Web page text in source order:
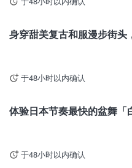
身穿甜美复古和服漫步街
于48小时以内确认
体验日本节奏最快的盆舞「
于48小时以内确认